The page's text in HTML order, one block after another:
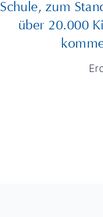
Schule, zum
über 20.000